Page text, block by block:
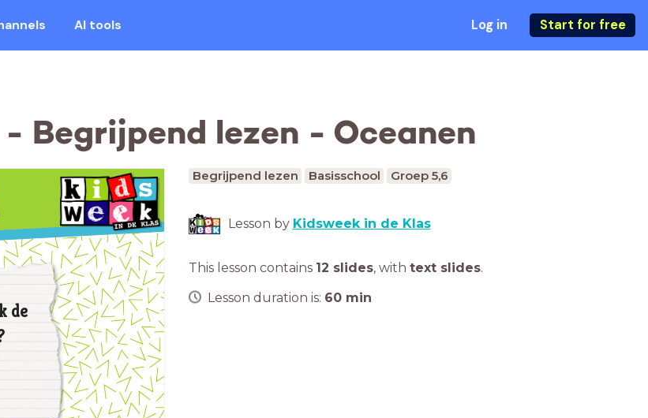
AI tools Log in Start for free
Begrijpend lezen - Oceanen
de
Begrijpend lezen Basisschool Groep 5,6
Lesson by Kidsweek in de Klas
This lesson contains 12 slides, with text slides.
Lesson duration is: 60 min